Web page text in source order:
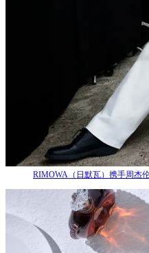
RIMOWA（日默瓦）携手周杰